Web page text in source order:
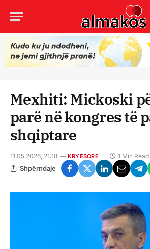
Mexhiti: Mickoski
parë në kongres të
shqiptare
11.05.2026, 21:18 KRYESORE 1 Min Read
Shpërndaje